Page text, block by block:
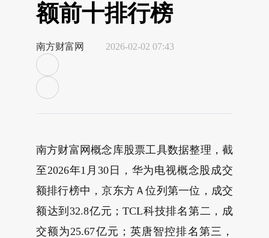
额前十排行榜
南方财富网 2026-02-02 07:43
南方财富网概念库股票工具数据整理，截
至2026年1月30日，华为电视概念股成交
额排行榜中，京东方Ａ位列第一位，成交
额达到32.8亿元；TCL科技排名第二，成
交额为25.67亿元；英唐智控排名第三，